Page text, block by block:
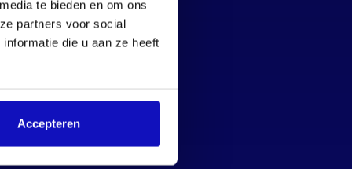
te bieden en om ons
partners voor social
die u aan ze heeft
Accepteren